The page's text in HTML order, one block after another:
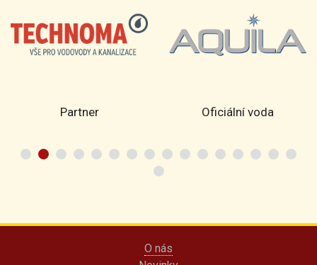
Partner Oficiální voda
O nás